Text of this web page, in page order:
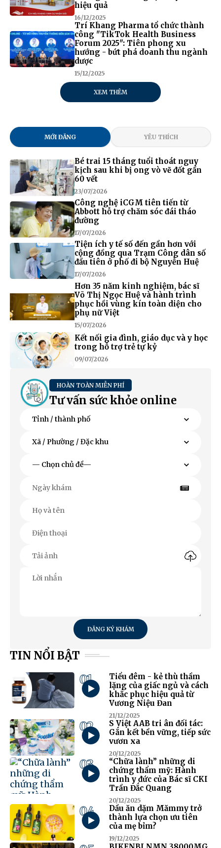
hiệu quả
16/12/2025
Trí Khang Pharma tổ chức thành
công "TikTok Health Business
Forum 2025": Tiên phong xu
hướng - bứt phá doanh thu ngành
dược
15/12/2025
XEM THÊM
MỚI ĐĂNG YÊU THÍCH
Bé trai 15 tháng tuổi thoát nguy
kịch sau khi bị ong vò vẽ đốt gần
60 vết
23/07/2026
Công nghệ iCGM tiên tiến từ
Abbott hỗ trợ chăm sóc đái tháo
đường
17/07/2026
Tiện ích y tế số đến gần hơn với
cộng đồng qua Trạm Công dân số
đầu tiên ở phố đi bộ Nguyễn Huệ
17/07/2026
Hơn 35 năm kinh nghiệm, bác sĩ
Võ Thị Ngọc Huệ và hành trình
phục hồi vùng kín toàn diện cho
phụ nữ Việt
15/07/2026
Kết nối gia đình, giáo dục và y học
trong hỗ trợ trẻ tự kỷ
09/07/2026
HOÀN TOÀN MIỄN PHÍ
Tư vấn sức khỏe online
ĐĂNG KÝ KHÁM
TIN NỔI BẬT
01
Tiểu đêm - kẻ thù thầm
lặng của giấc ngủ và cách
khắc phục hiệu quả từ
Vương Niệu Đan
21/12/2025
02
S Việt AAB tri ân đối tác:
Gắn kết bền vững, tiếp sức
vươn xa
20/12/2025
03
“Chữa lành” những di
chứng thẩm mỹ: Hành
trình y đức của Bác sĩ CKI
Trần Đắc Quang
20/12/2025
04
Dầu ăn dặm Mămmy trở
thành lựa chọn ưu tiên
của mẹ bỉm?
19/12/2025